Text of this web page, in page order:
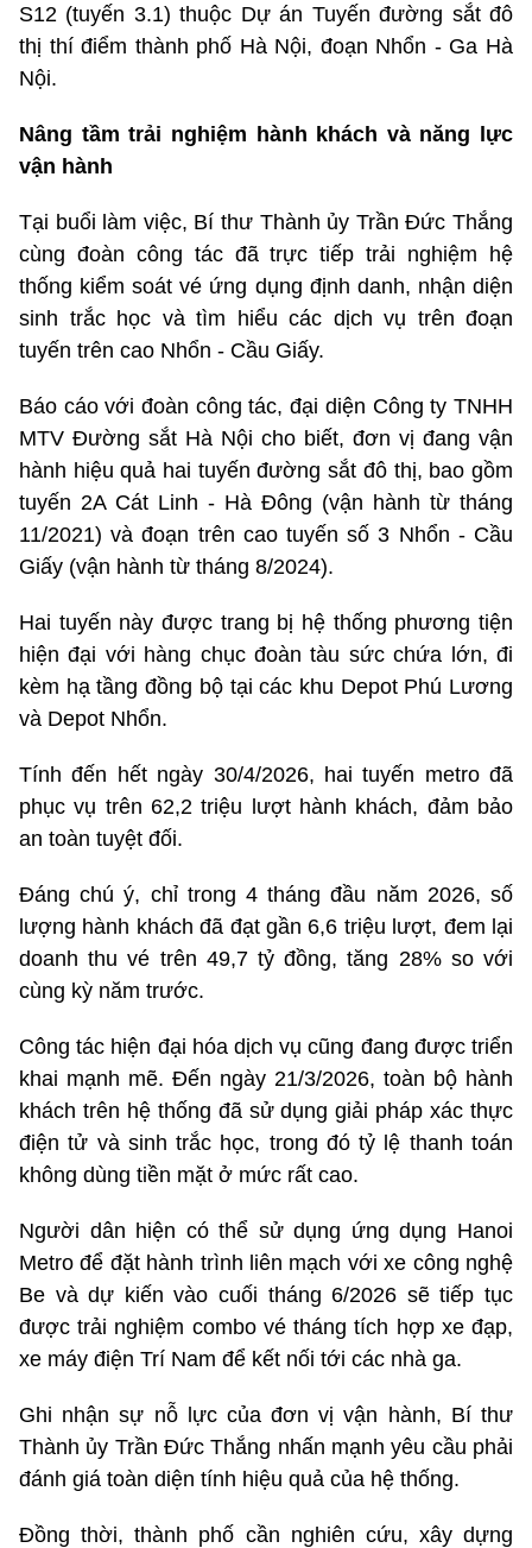
S12 (tuyến 3.1) thuộc Dự án Tuyến đường sắt đô
thị thí điểm thành phố Hà Nội, đoạn Nhổn - Ga Hà
Nội.
Nâng tầm trải nghiệm hành khách và năng lực
vận hành
Tại buổi làm việc, Bí thư Thành ủy Trần Đức Thắng
cùng đoàn công tác đã trực tiếp trải nghiệm hệ
thống kiểm soát vé ứng dụng định danh, nhận diện
sinh trắc học và tìm hiểu các dịch vụ trên đoạn
tuyến trên cao Nhổn - Cầu Giấy.
Báo cáo với đoàn công tác, đại diện Công ty TNHH
MTV Đường sắt Hà Nội cho biết, đơn vị đang vận
hành hiệu quả hai tuyến đường sắt đô thị, bao gồm
tuyến 2A Cát Linh - Hà Đông (vận hành từ tháng
11/2021) và đoạn trên cao tuyến số 3 Nhổn - Cầu
Giấy (vận hành từ tháng 8/2024).
Hai tuyến này được trang bị hệ thống phương tiện
hiện đại với hàng chục đoàn tàu sức chứa lớn, đi
kèm hạ tầng đồng bộ tại các khu Depot Phú Lương
và Depot Nhổn.
Tính đến hết ngày 30/4/2026, hai tuyến metro đã
phục vụ trên 62,2 triệu lượt hành khách, đảm bảo
an toàn tuyệt đối.
Đáng chú ý, chỉ trong 4 tháng đầu năm 2026, số
lượng hành khách đã đạt gần 6,6 triệu lượt, đem lại
doanh thu vé trên 49,7 tỷ đồng, tăng 28% so với
cùng kỳ năm trước.
Công tác hiện đại hóa dịch vụ cũng đang được triển
khai mạnh mẽ. Đến ngày 21/3/2026, toàn bộ hành
khách trên hệ thống đã sử dụng giải pháp xác thực
điện tử và sinh trắc học, trong đó tỷ lệ thanh toán
không dùng tiền mặt ở mức rất cao.
Người dân hiện có thể sử dụng ứng dụng Hanoi
Metro để đặt hành trình liên mạch với xe công nghệ
Be và dự kiến vào cuối tháng 6/2026 sẽ tiếp tục
được trải nghiệm combo vé tháng tích hợp xe đạp,
xe máy điện Trí Nam để kết nối tới các nhà ga.
Ghi nhận sự nỗ lực của đơn vị vận hành, Bí thư
Thành ủy Trần Đức Thắng nhấn mạnh yêu cầu phải
đánh giá toàn diện tính hiệu quả của hệ thống.
Đồng thời, thành phố cần nghiên cứu, xây dựng